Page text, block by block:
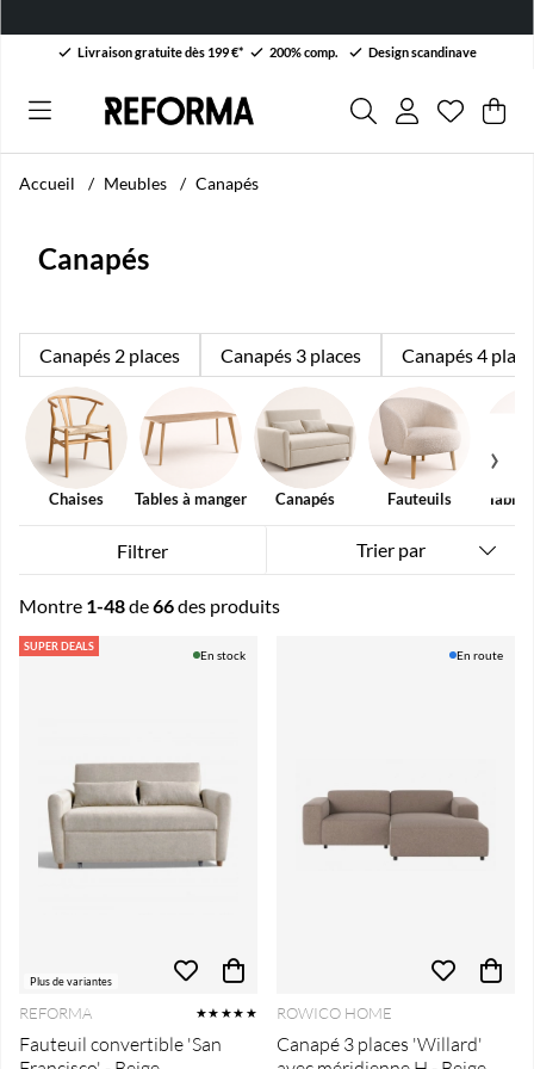
Livraison gratuite dès 199 €* 200% comp. Design scandinave
Liste de
Nombre
. .
Accueil Meubles Canapés
Canapés
Canapés 2 places Canapés 3 places Canapés 4
Chaises Tables à manger Canapés Fauteuils
Filtrer Trier par
Montre 1-48de66des produits
Produits
SUPER DEALS
Plus de variantes
En stock
REFORMA ★★★★★
Fauteuil convertible 'San
En route
ROWICO HOME
Canapé 3 places 'Willard'